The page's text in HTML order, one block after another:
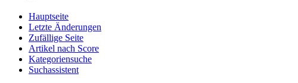
Hauptseite
Letzte Änderungen
Zufällige Seite
Artikel nach Score
Kategoriensuche
Suchassistent